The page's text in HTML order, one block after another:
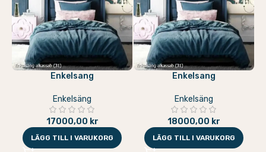
Enkelsang
Enkelsäng
17000,00 kr
LÄGG TILL I VARUKORG
Enkelsang
Enkelsäng
18000,00 kr
LÄGG TILL I VARUKORG